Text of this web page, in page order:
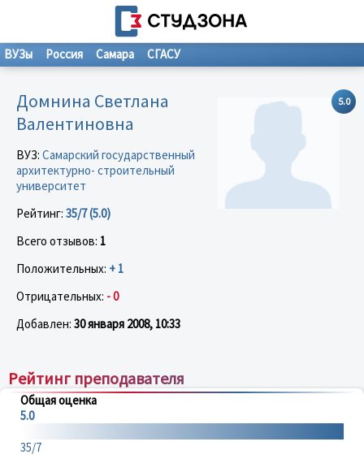
ВУЗы Россия Самара СГАСУ
5.0
Домнина Светлана
Валентиновна
ВУЗ: Самарский государственный
архитектурно- строительный
университет
Рейтинг: 35/7 (5.0)
Всего отзывов: 1
Положительных: + 1
Отрицательных: - 0
Добавлен: 30 января 2008, 10:33
Рейтинг преподавателя
Общая оценка
5.0
35/7